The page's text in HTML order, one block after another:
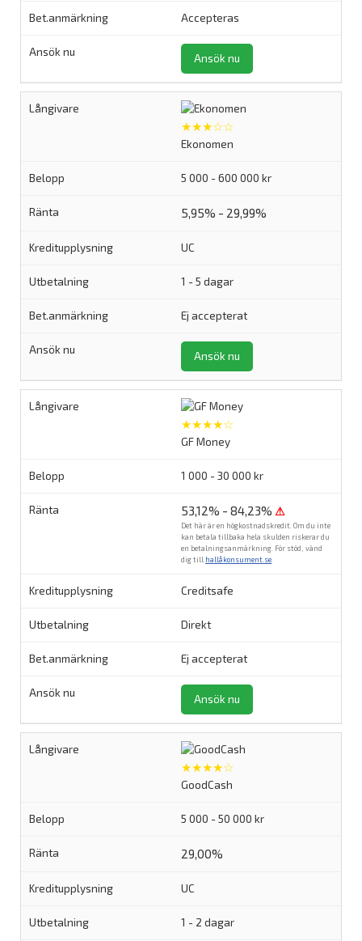
Accepteras
Ansök nu
★★★☆☆
Ekonomen
5 000 - 600 000 kr
5,95% - 29,99%
UC
1 - 5 dagar
Ej accepterat
Ansök nu
★★★★☆
GF Money
1 000 - 30 000 kr
53,12% - 84,23% ⚠
Det här är en högkostnadskredit. Om du inte
kan betala tillbaka hela skulden riskerar du
en betalningsanmärkning. För stöd, vänd
dig till hallåkonsument.se
Creditsafe
Direkt
Ej accepterat
Ansök nu
★★★★☆
GoodCash
5 000 - 50 000 kr
29,00%
UC
1 - 2 dagar